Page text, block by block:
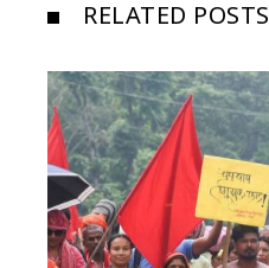
RELATED POSTS